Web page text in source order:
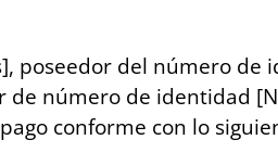
poseedor del número
de número de identidad
conforme con lo